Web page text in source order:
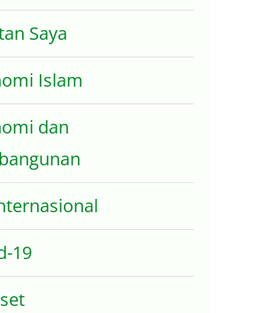
Saya
Islam
dan
19